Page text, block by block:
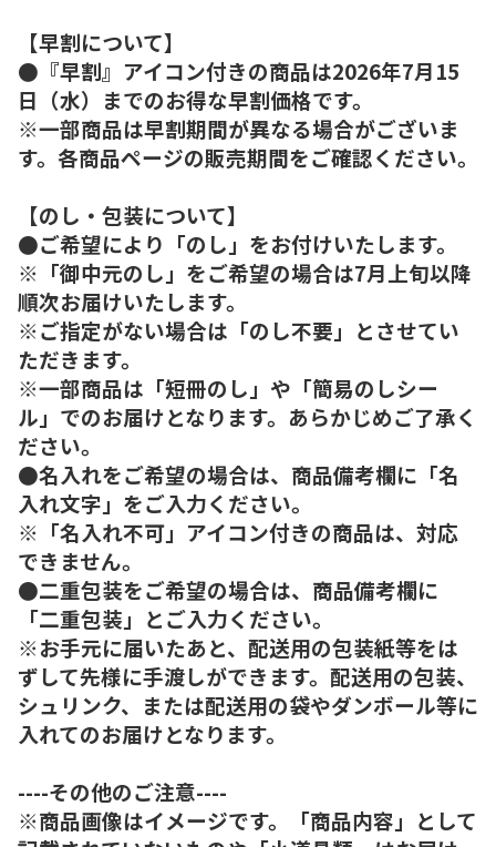
【早割について】
●『早割』アイコン付きの商品は2026年7月15
日（水）までのお得な早割価格です。
※一部商品は早割期間が異なる場合がございま
す。各商品ページの販売期間をご確認ください。
【のし・包装について】
●ご希望により「のし」をお付けいたします。
※「御中元のし」をご希望の場合は7月上旬以降
順次お届けいたします。
※ご指定がない場合は「のし不要」とさせてい
ただきます。
※一部商品は「短冊のし」や「簡易のしシー
ル」でのお届けとなります。あらかじめご了承く
ださい。
●名入れをご希望の場合は、商品備考欄に「名
入れ文字」をご入力ください。
※「名入れ不可」アイコン付きの商品は、対応
できません。
●二重包装をご希望の場合は、商品備考欄に
「二重包装」とご入力ください。
※お手元に届いたあと、配送用の包装紙等をは
ずして先様に手渡しができます。配送用の包装、
シュリンク、または配送用の袋やダンボール等に
入れてのお届けとなります。
----その他のご注意----
※商品画像はイメージです。「商品内容」として